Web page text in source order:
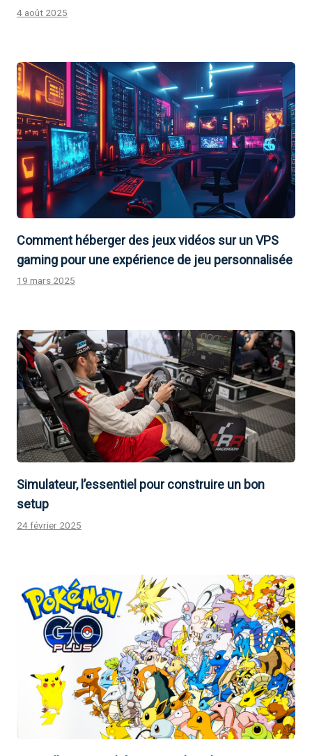
4 août 2025
Comment héberger des jeux vidéos sur un VPS
gaming pour une expérience de jeu personnalisée
19 mars 2025
Simulateur, l’essentiel pour construire un bon
setup
24 février 2025